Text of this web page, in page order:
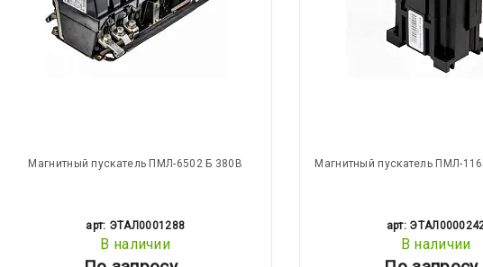
Магнитный пускатель ПМЛ-6502 Б 380В
арт: ЭТАЛ0001288
В наличии
Магнитный пускатель ПМЛ-
арт:
В наличии